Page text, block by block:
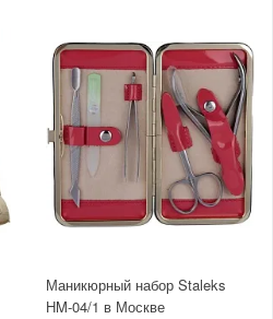
Маникюрный набор Staleks
HM-04/1 в Москве